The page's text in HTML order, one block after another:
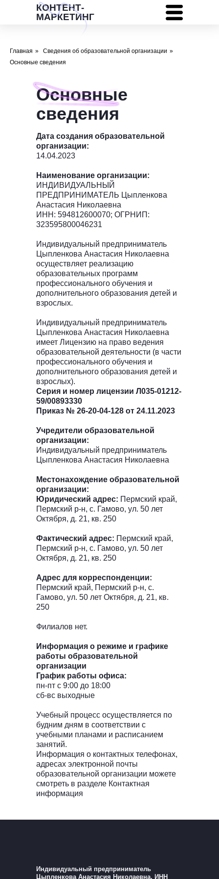
КОНТЕНТ-
МАРКЕТИНГ
Главная » Сведения об образовательной организации »
Основные сведения
Основные
сведения
Дата создания образовательной
организации:
14.04.2023
Наименование организации:
ИНДИВИДУАЛЬНЫЙ
ПРЕДПРИНИМАТЕЛЬ Цыпленкова
Анастасия Николаевна
ИНН: 594812600070; ОГРНИП:
323595800046231
Индивидуальный предприниматель
Цыпленкова Анастасия Николаевна
осуществляет реализацию
образовательных программ
профессионального обучения и
дополнительного образования детей и
взрослых.
Индивидуальный предприниматель
Цыпленкова Анастасия Николаевна
имеет Лицензию на право ведения
образовательной деятельности (в части
профессионального обучения и
дополнительного образования детей и
взрослых).
Серия и номер лицензии Л035-01212-
59/00893330
Приказ № 26-20-04-128 от 24.11.2023
Учредители образовательной
организации:
Индивидуальный предприниматель
Цыпленкова Анастасия Николаевна
Местонахождение образовательной
организации:
Юридический адрес: Пермский край,
Пермский р-н, с. Гамово, ул. 50 лет
Октября, д. 21, кв. 250
Фактический адрес: Пермский край,
Пермский р-н, с. Гамово, ул. 50 лет
Октября, д. 21, кв. 250
Адрес для корреспонденции:
Пермский край, Пермский р-н, с.
Гамово, ул. 50 лет Октября, д. 21, кв.
250
Филиалов нет.
Информация о режиме и графике
работы образовательной
организации
График работы офиса:
пн-пт с 9:00 до 18:00
сб-вс выходные
Учебный процесс осуществляется по
будним дням в соответствии с
учебными планами и расписанием
занятий.
Информация о контактных телефонах,
адресах электронной почты
образовательной организации можете
смотреть в разделе Контактная
информация
Индивидуальный предприниматель
Цыпленкова Анастасия Николаевна, ИНН